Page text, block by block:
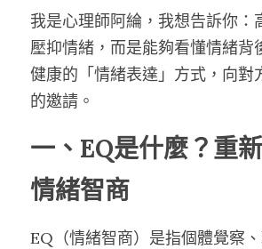
我是心理師阿綸，我想告訴你：
壓抑情緒，而是能夠看懂情緒背
健康的「情緒表達」方式，向對
的邀請。
一、EQ是什麼？重
情緒智商
EQ（情緒智商）是指個體覺察